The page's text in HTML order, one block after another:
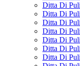
Ditta Di
Ditta Di
Ditta Di
Ditta Di
Ditta Di
Ditta Di
Ditta Di